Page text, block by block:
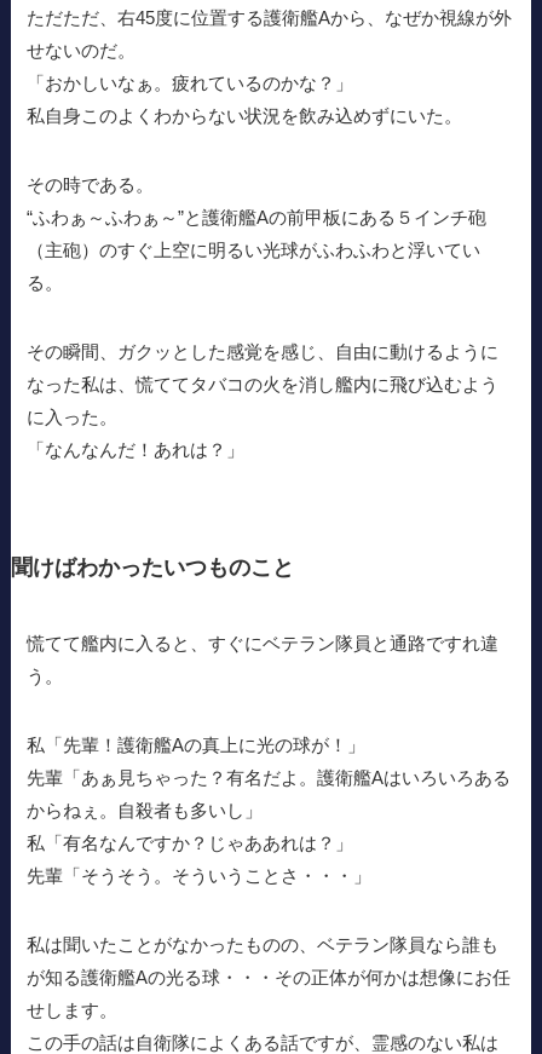
ただただ、右45度に位置する護衛艦Aから、なぜか視線が外
せないのだ。
「おかしいなぁ。疲れているのかな？」
私自身このよくわからない状況を飲み込めずにいた。
その時である。
“ふわぁ～ふわぁ～”と護衛艦Aの前甲板にある５インチ砲
（主砲）のすぐ上空に明るい光球がふわふわと浮いてい
る。
その瞬間、ガクッとした感覚を感じ、自由に動けるように
なった私は、慌ててタバコの火を消し艦内に飛び込むよう
に入った。
「なんなんだ！あれは？」
聞けばわかったいつものこと
慌てて艦内に入ると、すぐにベテラン隊員と通路ですれ違
う。
私「先輩！護衛艦Aの真上に光の球が！」
先輩「あぁ見ちゃった？有名だよ。護衛艦Aはいろいろある
からねぇ。自殺者も多いし」
私「有名なんですか？じゃああれは？」
先輩「そうそう。そういうことさ・・・」
私は聞いたことがなかったものの、ベテラン隊員なら誰も
が知る護衛艦Aの光る球・・・その正体が何かは想像にお任
せします。
この手の話は自衛隊によくある話ですが、霊感のない私は